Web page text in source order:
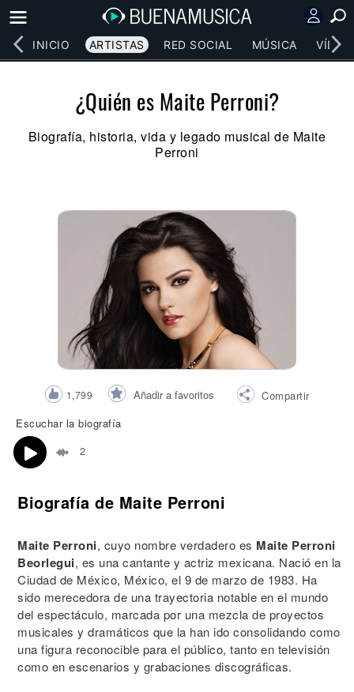
INICIO ARTISTAS RED SOCIAL MÚSICA
¿Quién es Maite Perroni?
Biografía, historia, vida y legado musical de Maite
Perroni
1,799 Añadir a favoritos
Compartir
Escuchar la biografía
2
Biografía de Maite Perroni
Maite Perroni, cuyo nombre verdadero es Maite Perroni
Beorlegui, es una cantante y actriz mexicana. Nació en la
Ciudad de México, México, el 9 de marzo de 1983. Ha
sido merecedora de una trayectoria notable en el mundo
del espectáculo, marcada por una mezcla de proyectos
musicales y dramáticos que la han ido consolidando como
una figura reconocible para el público, tanto en televisión
como en escenarios y grabaciones discográficas.